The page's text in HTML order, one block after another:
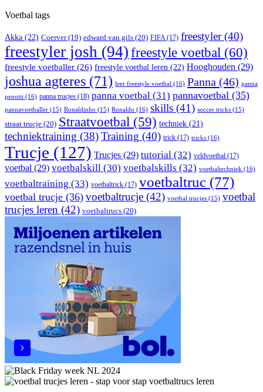
Voetbal tags
Akka (22) Coerver(19) edward van gils (20) FIFA (17) freestyler(40)
freestyler josh (94) freestyle voetbal (60)
freestyle voetballer (26) freestyle voetbal leren (22) Hooghouden (29)
joshua agteres (71) leer freestyle voetbal (16) Panna (46) panna
penotti (16) panna trucjes (18) panna voetbal (31) pannavoetbal (35)
pannavoetballer (15) Ronaldinho (15) Ronaldo (16) skills (41) soccer tricks (15)
straat trucje (20) Straatvoetbal (59) techniek (21)
techniektraining (38)Training (40) trick (17) tricks (16)
Trucje (127) Trucjes (29) tutorial (32) veldvoetbal (17)
voetbal (29) voetbalskill (30) voetbalskills (32) voetbaltechniek (16)
voetbaltraining (33) voetbaltrick (17) voetbaltruc (77)
voetbal trucje (36) voetbaltrucje (42) voetbal trucjes (15) voetbal
trucjes leren (42) voetbaltrucs (20)